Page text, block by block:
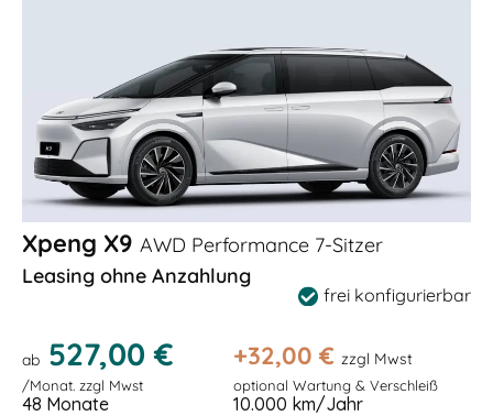
Xpeng X9 AWD Performance 7-Sitzer
Leasing ohne Anzahlung
frei konfigurierbar
ab 527,00 €
/Monat. zzgl Mwst
+32,00 € zzgl Mwst
optional Wartung & Verschleiß
48 Monate 10.000 km/Jahr